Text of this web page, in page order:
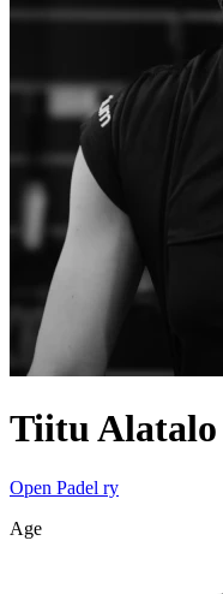
TiituAlatalo
Open Padel ry
Age